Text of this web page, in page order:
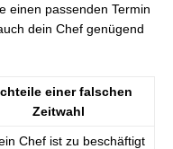
einen passenden Termin
dein Chef genügend
einer falschen
Zeitwahl
Chef ist zu beschäftigt